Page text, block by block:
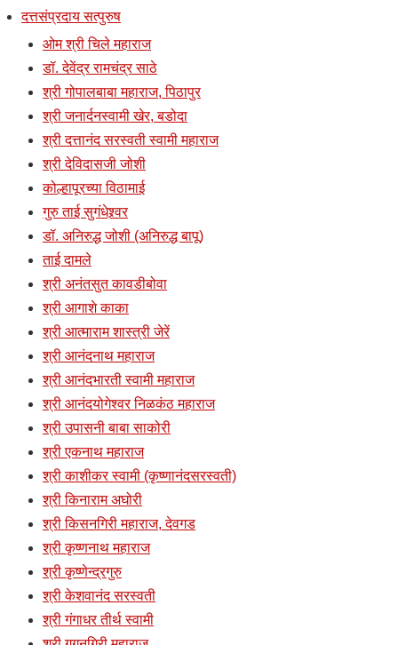
दत्तसंप्रदाय सत्पुरुष
ओम श्री चिले महाराज
डॉ. देवेंद्र रामचंद्र साठे
श्री गोपालबाबा महाराज, पिठापुर
श्री जनार्दनस्वामी खेर, बडोदा
श्री दत्तानंद सरस्वती स्वामी महाराज
श्री देविदासजी जोशी
कोल्हापूरच्या विठामाई
गुरु ताई सुगंधेश्र्वर
डॉ. अनिरुद्ध जोशी (अनिरुद्ध बापू)
ताई दामले
श्री अनंतसुत कावडीबोवा
श्री आगाशे काका
श्री आत्माराम शास्त्री जेरें
श्री आनंदनाथ महाराज
श्री आनंदभारती स्वामी महाराज
श्री आनंदयोगेश्वर निळकंठ महाराज
श्री उपासनी बाबा साकोरी
श्री एकनाथ महाराज
श्री काशीकर स्वामी (कृष्णानंदसरस्वती)
श्री किनाराम अघोरी
श्री किसनगिरी महाराज, देवगड
श्री कृष्णनाथ महाराज
श्री कृष्णेन्द्रगुरु
श्री केशवानंद सरस्वती
श्री गंगाधर तीर्थ स्वामी